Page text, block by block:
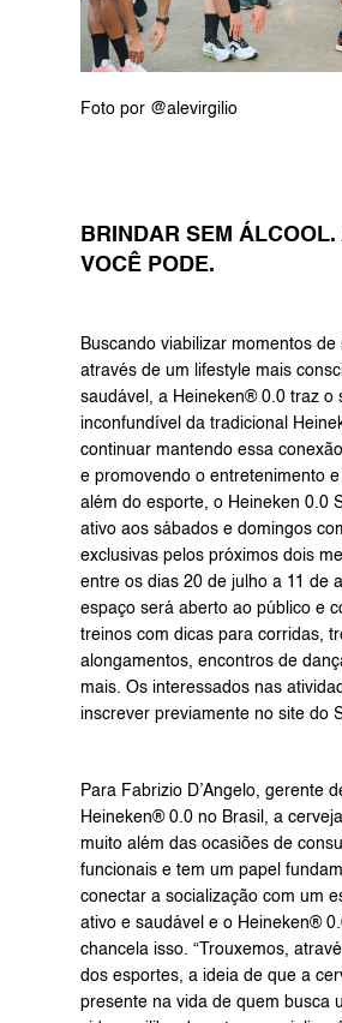
Foto por @alevirgilio
BRINDAR SEM ÁLCOOL.
VOCÊ PODE.
Buscando viabilizar momentos de
através de um lifestyle mais
saudável, a Heineken® 0.0 traz o
inconfundível da tradicional
continuar mantendo essa
e promovendo o entretenimento
além do esporte, o Heineken 0.0
ativo aos sábados e domingos
exclusivas pelos próximos dois
entre os dias 20 de julho a 11 de
espaço será aberto ao público e
treinos com dicas para corridas,
alongamentos, encontros de
mais. Os interessados nas
inscrever previamente no site do
Para Fabrizio D’Angelo, gerente
Heineken® 0.0 no Brasil, a
muito além das ocasiões de
funcionais e tem um papel
conectar a socialização com um
ativo e saudável e o Heineken®
chancela isso. “Trouxemos,
dos esportes, a ideia de que a
presente na vida de quem busca